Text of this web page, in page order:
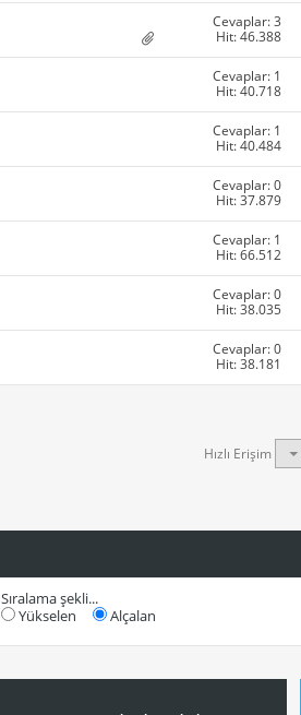
Cevaplar: 3
Hit: 46.388
Cevaplar: 1
Hit: 40.718
Cevaplar: 1
Hit: 40.484
Cevaplar: 0
Hit: 37.879
Cevaplar: 1
Hit: 66.512
Cevaplar: 0
Hit: 38.035
Cevaplar: 0
Hit: 38.181
Hızlı Erişim
Sıralama şekli...
Yükselen
Alçalan